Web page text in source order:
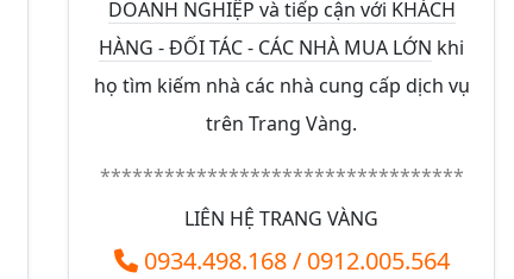
DOANH NGHIỆP và tiếp cận với KHÁCH
HÀNG - ĐỐI TÁC - CÁC NHÀ MUA LỚN khi
họ tìm kiếm nhà các nhà cung cấp dịch vụ
trên Trang Vàng.
**********************************
LIÊN HỆ TRANG VÀNG
0934.498.168/ 0912.005.564